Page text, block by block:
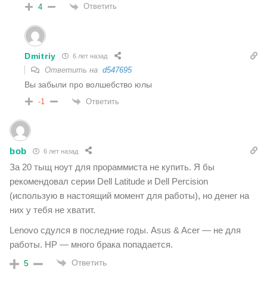
4 Ответить
Dmitriy 6 лет назад
Ответить на d547695
Вы забыли про волшебство юлы
-1 Ответить
bob 6 лет назад
За 20 тыщ ноут для прораммиста не купить. Я бы
рекомендовал серии Dell Latitude и Dell Percision
(использую в настоящий момент для работы), но денег на
них у тебя не хватит.
Lenovo сдулся в последние годы. Asus & Acer — не для
работы. HP — много брака попадается.
5 Ответить